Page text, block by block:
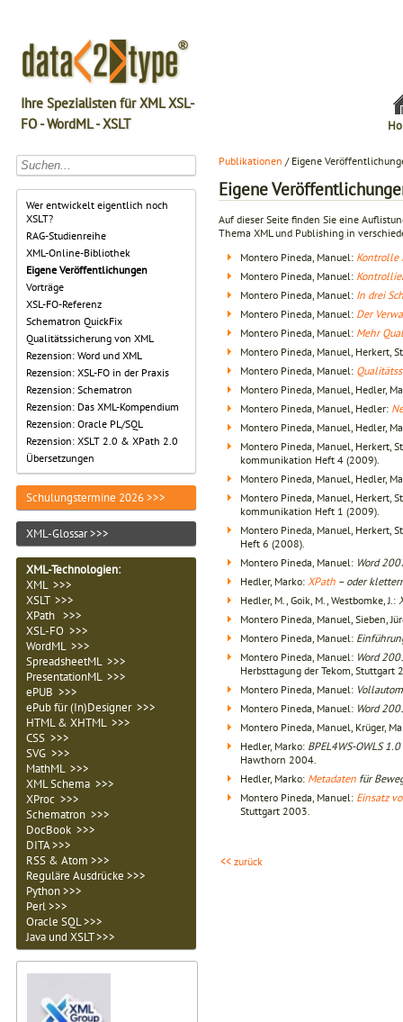
Ihre Spezialisten für XML XSL-
FO - WordML - XSLT
Wer entwickelt eigentlich noch
XSLT?
RAG-Studienreihe
XML-Online-Bibliothek
Eigene Veröffentlichungen
Vorträge
XSL-FO-Referenz
Schematron QuickFix
Qualitätssicherung von XML
Rezension: Word und XML
Rezension: XSL-FO in der Praxis
Rezension: Schematron
Rezension: Das XML-Kompendium
Rezension: Oracle PL/SQL
Rezension: XSLT 2.0 & XPath 2.0
Übersetzungen
Schulungstermine 2026 >>>
XML-Glossar >>>
XML-Technologien:
XML >>>
XSLT >>>
XPath >>>
XSL-FO >>>
WordML >>>
SpreadsheetML >>>
PresentationML >>>
ePUB >>>
ePub für (In)Designer >>>
HTML & XHTML >>>
CSS >>>
SVG >>>
MathML >>>
XML Schema >>>
XProc >>>
Schematron >>>
DocBook >>>
DITA >>>
RSS & Atom >>>
Reguläre Ausdrücke >>>
Python >>>
Perl >>>
Oracle SQL >>>
Java und XSLT >>>
Publikationen / Eigene
Eigene
Auf dieser Seite finden Sie eine
Thema XML und Publishing in
Montero Pineda, Manuel: Kontrolle
Montero Pineda, Manuel:
Montero Pineda, Manuel: In drei
Montero Pineda, Manuel: Der
Montero Pineda, Manuel: Mehr
Montero Pineda, Manuel, Herkert,
Montero Pineda, Manuel:
Montero Pineda, Manuel, Hedler,
Montero Pineda, Manuel, Hedler:
Montero Pineda, Manuel, Hedler,
Montero Pineda, Manuel, Herkert,
kommunikation Heft 4 (2009).
Montero Pineda, Manuel, Hedler,
Montero Pineda, Manuel, Herkert,
kommunikation Heft 1 (2009).
Montero Pineda, Manuel, Herkert,
Heft 6 (2008).
Montero Pineda, Manuel: Word
Hedler, Marko: XPath – oder
Hedler, M., Goik, M., Westbomke, J.:
Montero Pineda, Manuel, Sieben,
Montero Pineda, Manuel:
Montero Pineda, Manuel: Word
Herbsttagung der Tekom, Stuttgart
Montero Pineda, Manuel:
Montero Pineda, Manuel: Word
Montero Pineda, Manuel, Krüger,
Hedler, Marko: BPEL4WS-OWLS
Hawthorn 2004.
Hedler, Marko: Metadaten für
Montero Pineda, Manuel: Einsatz
Stuttgart 2003.
<< zurück